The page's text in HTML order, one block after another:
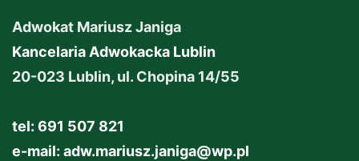
Adwokat Mariusz Janiga
Kancelaria Adwokacka Lublin
20-023 Lublin, ul. Chopina 14/55
tel: 691 507 821
e-mail: adw.mariusz.janiga@wp.pl